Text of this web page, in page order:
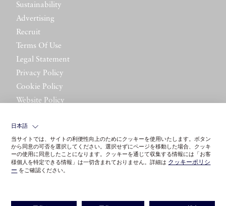
Sustainability
Advertising
Recruit
Terms Of Use
Legal Statement
Privacy Policy
Cookie Policy
Website Policy
日本語
当サイトでは、サイトの利便性向上のためにクッキーを使用いたします。ボタン
から同意の可否を選択してください。選択せずにページを移動した場合、クッキ
ーの使用に同意したことになります。クッキーを通じて収集する情報には「お客
様個人を特定できる情報」は一切含まれておりません。詳細は クッキーポリシ
ー をご確認ください。